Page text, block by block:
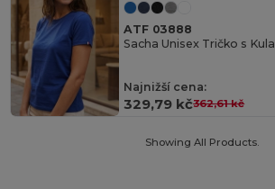
ATF 03888
Najnižší cena:
329,79 kč362,61 kč
Showing All Products.